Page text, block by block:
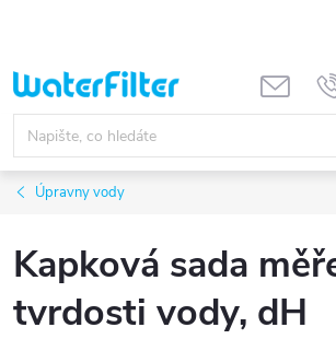
obsah
Úpravny vody
Kapková sada
tvrdosti vody, dH